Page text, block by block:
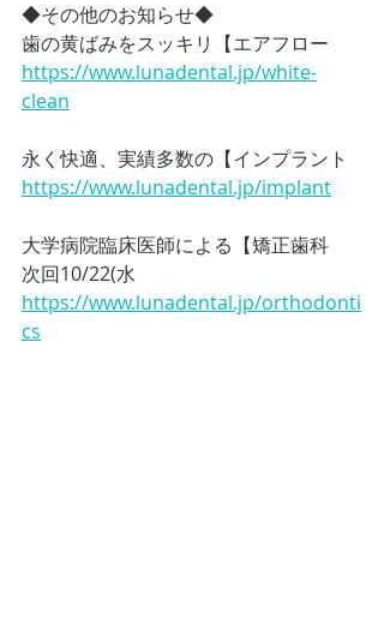
◆その他のお知らせ◆
歯の黄ばみをスッキリ【エアフロー
https://www.lunadental.jp/white-
clean
永く快適、実績多数の【インプラント
https://www.lunadental.jp/implant
大学病院臨床医師による【矯正歯科
次回10/22(水
https://www.lunadental.jp/orthodonti
cs